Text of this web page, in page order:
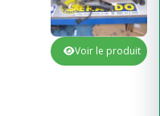
Voir le produit